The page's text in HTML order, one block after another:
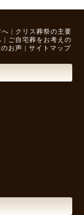
へ | クリス葬祭の主要
| ご自宅葬をお考えの
お声 | サイトマップ